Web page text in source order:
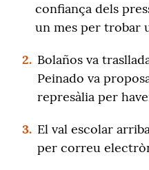
confiança dels
un mes per trobar
2. Bolaños va
Peinado va
represàlia per
3. El val escolar
per correu